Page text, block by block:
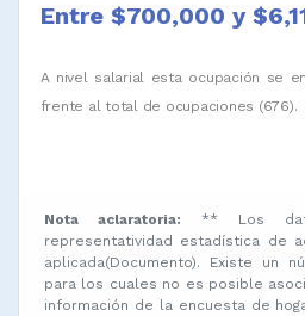
Entre $700,000 y
A nivel salarial esta ocupación se
frente al total de ocupaciones (676).
Nota aclaratoria:
** Los
representatividad estadística de
aplicada(Documento). Existe un
para los cuales no es posible
información de la encuesta de